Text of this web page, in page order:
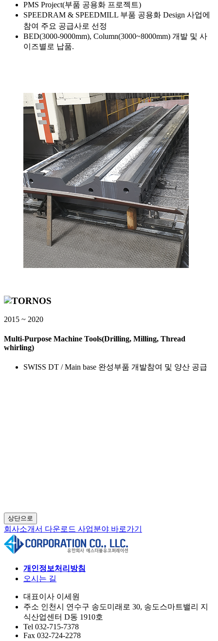
PMS Project(부품 공용화 프로젝트)
SPEEDRAM & SPEEDMILL 부품 공용화 Design 사업에
참여 주요 공급사로 선정
BED(3000-9000mm), Column(3000~8000mm) 개발 및 사
이즈별로 납품.
2015 ~ 2020
Multi-Purpose Machine Tools(Drilling, Milling, Thread
whirling)
SWISS DT / Main base 완성부품 개발참여 및 양산 공급
상단으로
회사소개서 다운로드 사업분야 바로가기
개인정보처리방침
오시는 길
대표이사 이세원
주소 인천시 연수구 송도미래로 30, 송도스마트밸리 지
식산업센터 D동 1910호
Tel 032-715-7378
Fax 032-724-2278